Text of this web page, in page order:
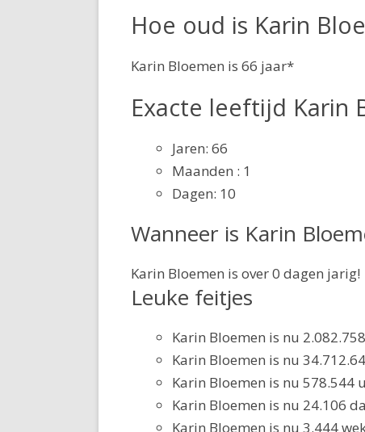
Hoe oud is Karin
Karin Bloemen is 66 jaar*
Exacte leeftijd Karin
Jaren: 66
Maanden : 1
Dagen: 10
Wanneer is Karin
Karin Bloemen is over 0 dagen jarig!
Leuke feitjes
Karin Bloemen is nu
Karin Bloemen is nu
Karin Bloemen is nu 578.544
Karin Bloemen is nu 24.106
Karin Bloemen is nu 3.444